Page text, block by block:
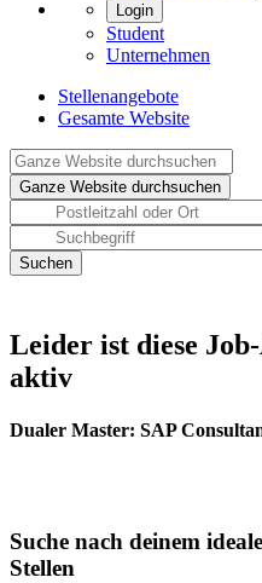
Login
Student
Unternehmen
Stellenangebote
Gesamte Website
Leider ist diese
aktiv
Dualer Master: SAP
Suche nach deinem
Stellen